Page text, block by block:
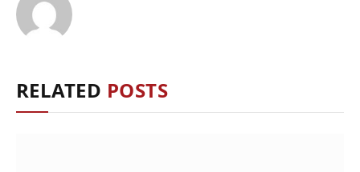
RELATED POSTS